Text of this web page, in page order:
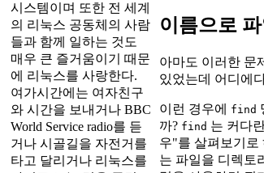
시스템이며 또한 전 세계
의 리눅스 공동체의 사람
들과 함께 일하는 것도
매우 큰 즐거움이기 때문
에 리눅스를 사랑한다.
여가시간에는 여자친구
와 시간을 보내거나 BBC
World Service radio를 듣
거나 시골길을 자전거를
타고 달리거나 리눅스를
이름으로 파
아마도 이러한 문
있었는데 어디에
이런 경우에 find
까? find 는 커다
우"를 살펴보기로
는 파일을 디렉토